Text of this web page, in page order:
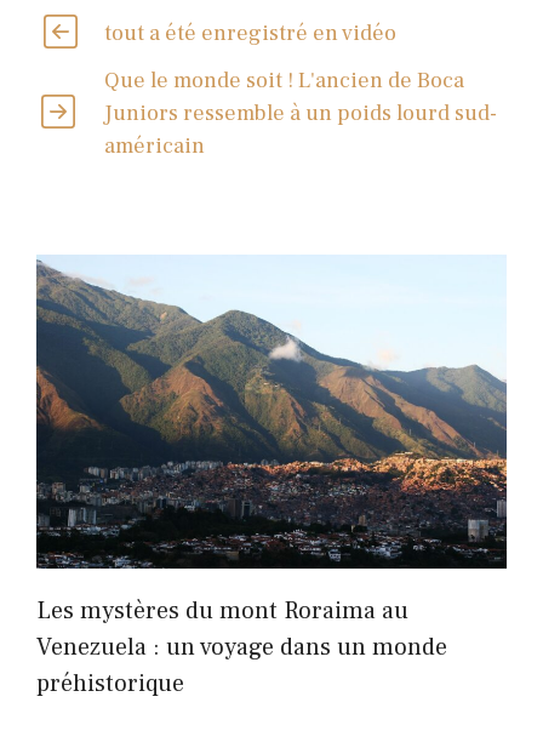
tout a été enregistré en vidéo
Que le monde soit ! L'ancien de Boca
Juniors ressemble à un poids lourd sud-
américain
Les mystères du mont Roraima au
Venezuela : un voyage dans un monde
préhistorique